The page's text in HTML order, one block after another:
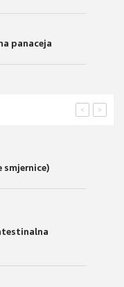
panaceja
>
<
smjernice)